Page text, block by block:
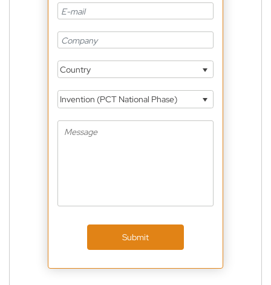
Country
Invention (PCT National Phase)
Submit